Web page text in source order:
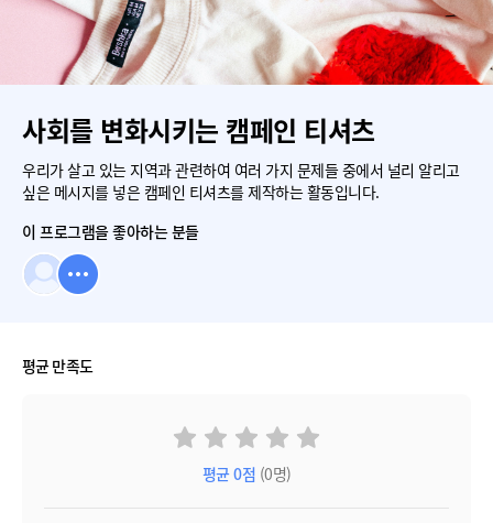
사회를 변화시키는 캠페인 티셔츠
우리가 살고 있는 지역과 관련하여 여러 가지 문제들 중에서 널리 알리고
싶은 메시지를 넣은 캠페인 티셔츠를 제작하는 활동입니다.
이 프로그램을 좋아하는 분들
평균 만족도
평균0점 (0명)